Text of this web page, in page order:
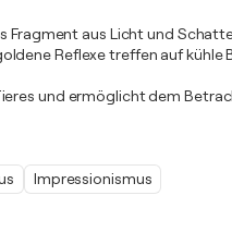
Fragment aus Licht und
Reflexe treffen auf
und ermöglicht dem
Impressionismus